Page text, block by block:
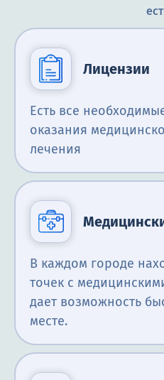
Лицензии
Есть все
оказания
лечения
В каждом городе
точек с
дает возможность
месте.